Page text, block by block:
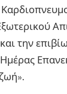
και την